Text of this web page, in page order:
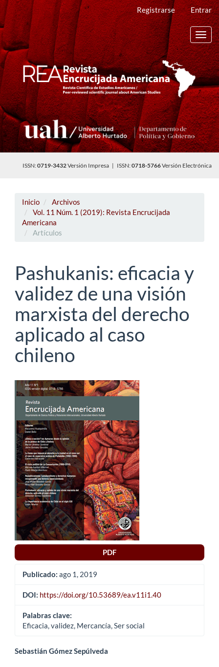
Navegación
principal
Contenido
principal
Barra
lateral
Registrarse Entrar
ISSN:0719-3432Versión Impresa | ISSN:0718-5766Versión Electrónica
Inicio
Archivos
Vol. 11 Núm. 1 (2019): Revista Encrucijada
Americana
Artículos
Pashukanis: eficacia y
validez de una visión
marxista del derecho
aplicado al caso
chileno
Barra
lateral
del
artículo
PDF
Publicado: ago 1, 2019
DOI: https://doi.org/10.53689/ea.v11i1.40
Palabras clave:
Eficacia, validez, Mercancía, Ser social
Contenido
Sebastián Gómez Sepúlveda